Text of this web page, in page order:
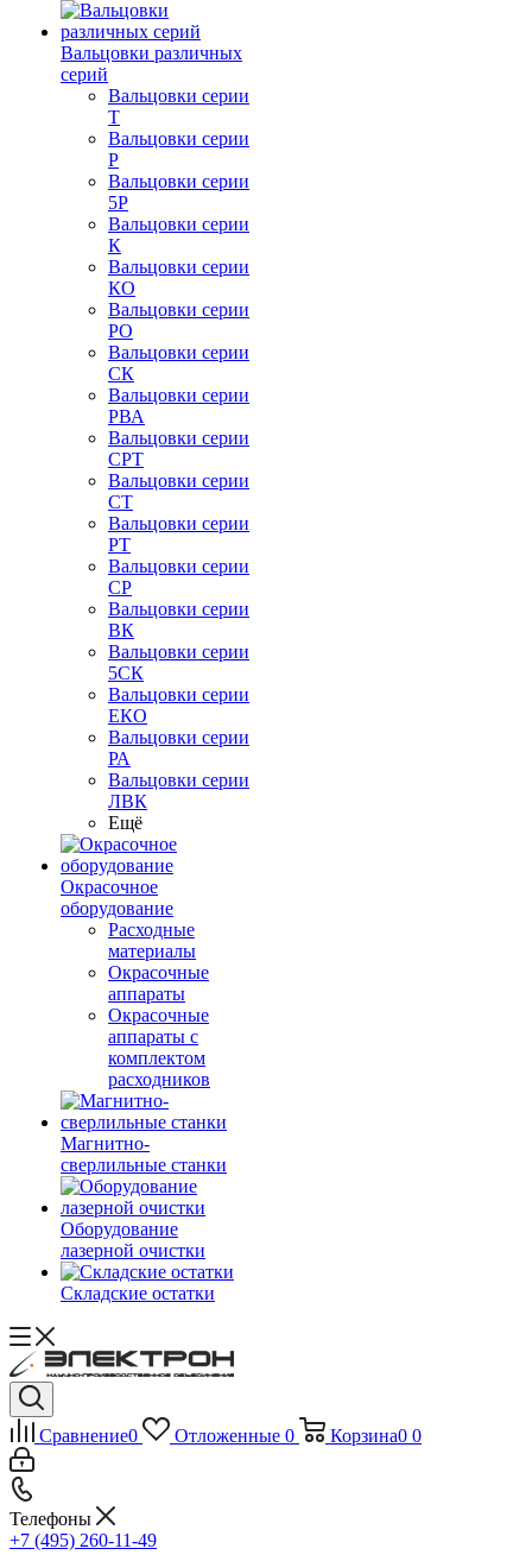
Вальцовки различных
серий
Вальцовки серии
Т
Вальцовки серии
Р
Вальцовки серии
5Р
Вальцовки серии
К
Вальцовки серии
КО
Вальцовки серии
РО
Вальцовки серии
СК
Вальцовки серии
РВА
Вальцовки серии
СРТ
Вальцовки серии
СТ
Вальцовки серии
РТ
Вальцовки серии
СР
Вальцовки серии
ВК
Вальцовки серии
5СК
Вальцовки серии
ЕКО
Вальцовки серии
РА
Вальцовки серии
ЛВК
Ещё
Окрасочное
оборудование
Расходные
материалы
Окрасочные
аппараты
Окрасочные
аппараты с
комплектом
расходников
Магнитно-
сверлильные станки
Оборудование
лазерной очистки
Складские остатки
Сравнение0 Отложенные 0 Корзина0 0
Телефоны
+7 (495) 260-11-49